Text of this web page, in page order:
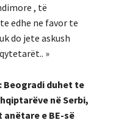
, të
edhe ne favor te
do jete askush
»
Beogradi duhet te
në Serbi,
e BE-së